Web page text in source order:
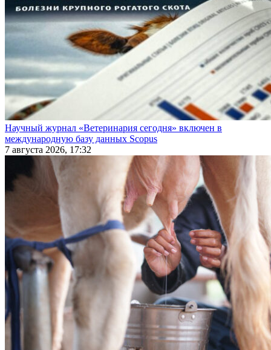
Научный журнал «Ветеринария сегодня» включен в
международную базу данных Scopus
7 августа 2026, 17:32